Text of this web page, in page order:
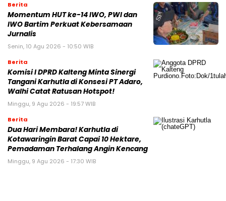
Berita
Momentum HUT ke-14 IWO, PWI dan
IWO Bartim Perkuat Kebersamaan
Jurnalis
Senin, 10 Agu 2026 - 10:50 WIB
Berita
Komisi I DPRD Kalteng Minta Sinergi
Tangani Karhutla di Konsesi PT Adaro,
Walhi Catat Ratusan Hotspot!
Minggu, 9 Agu 2026 - 19:57 WIB
Berita
Dua Hari Membara! Karhutla di
Kotawaringin Barat Capai 10 Hektare,
Pemadaman Terhalang Angin Kencang
Minggu, 9 Agu 2026 - 17:30 WIB